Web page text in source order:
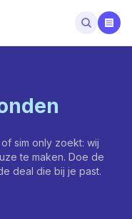
sim only zoekt: wij
te maken. Doe de
deal die bij je past.